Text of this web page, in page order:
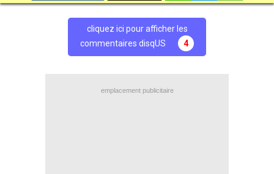
cliquez ici pour afficher les
commentaires disqUS
4
emplacement publicitaire